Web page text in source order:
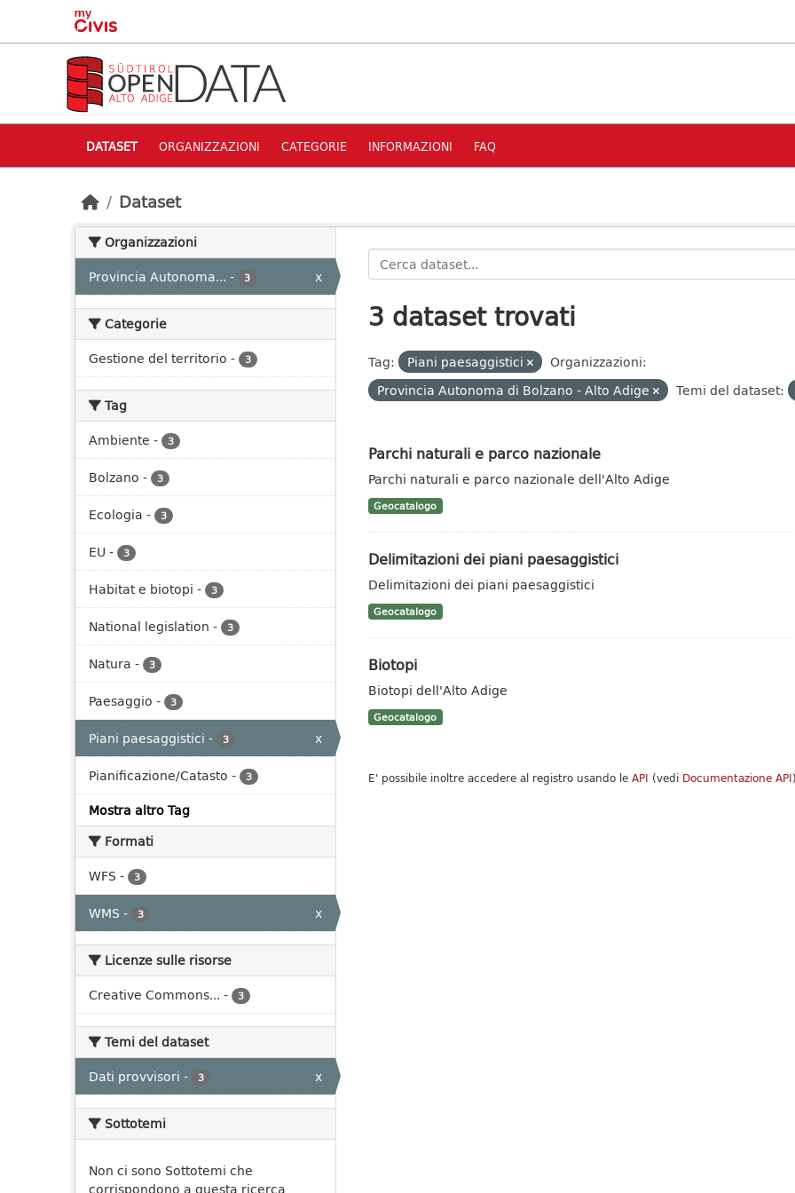
Skip to main content
DATASET ORGANIZZAZIONI CATEGORIE INFORMAZIONI FAQ
Dataset
Organizzazioni
Provincia Autonoma... - 3 x
Categorie
Gestione del territorio - 3
Tag
Ambiente - 3
Bolzano - 3
Ecologia - 3
EU - 3
Habitat e biotopi - 3
National legislation - 3
Natura - 3
Paesaggio - 3
Piani paesaggistici - 3
x
Pianificazione/Catasto - 3
Mostra altro Tag
Formati
WFS - 3
WMS - 3 x
Licenze sulle risorse
Creative Commons... - 3
Temi del dataset
Dati provvisori - 3 x
Sottotemi
Non ci sono Sottotemi che
corrispondono a questa ricerca
3 dataset trovati
Tag: Piani paesaggistici
Organizzazioni:
Provincia Autonoma di Bolzano - Alto Adige
Temi del dataset:
Parchi naturali e parco nazionale
Parchi naturali e parco nazionale dell'Alto Adige
Geocatalogo
Delimitazioni dei piani paesaggistici
Delimitazioni dei piani paesaggistici
Geocatalogo
Biotopi
Biotopi dell'Alto Adige
Geocatalogo
E' possibile inoltre accedere al registro usando le API (vedi Documentazione API